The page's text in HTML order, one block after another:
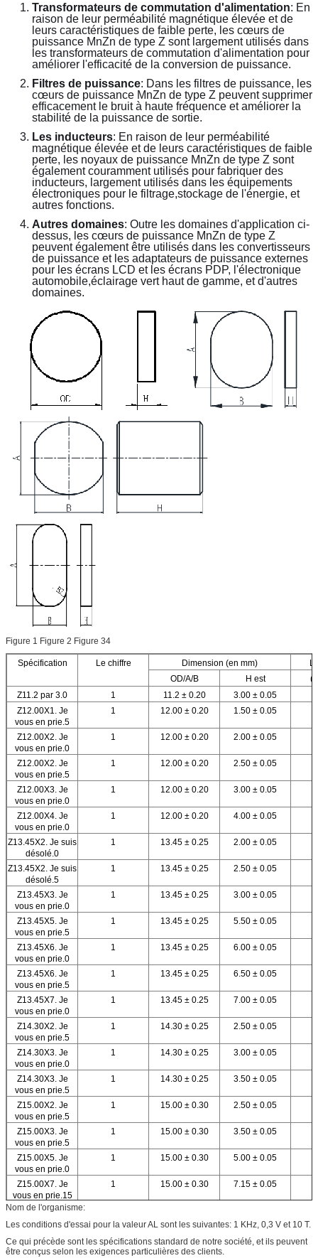
Transformateurs de commutation d'alimentation: En
raison de leur perméabilité magnétique élevée et de
leurs caractéristiques de faible perte, les cœurs de
puissance MnZn de type Z sont largement utilisés dans
les transformateurs de commutation d'alimentation pour
améliorer l'efficacité de la conversion de puissance.
Filtres de puissance: Dans les filtres de puissance, les
cœurs de puissance MnZn de type Z peuvent supprimer
efficacement le bruit à haute fréquence et améliorer la
stabilité de la puissance de sortie.
Les inducteurs: En raison de leur perméabilité
magnétique élevée et de leurs caractéristiques de faible
perte, les noyaux de puissance MnZn de type Z sont
également couramment utilisés pour fabriquer des
inducteurs, largement utilisés dans les équipements
électroniques pour le filtrage,stockage de l'énergie, et
autres fonctions.
Autres domaines: Outre les domaines d'application ci-
dessus, les cœurs de puissance MnZn de type Z
peuvent également être utilisés dans les convertisseurs
de puissance et les adaptateurs de puissance externes
pour les écrans LCD et les écrans PDP, l'électronique
automobile,éclairage vert haut de gamme, et d'autres
domaines.
Figure 1 Figure 2 Figure 34
Spécification Le chiffre Dimension (en mm)
OD/A/B
H est
Z11.2 par 3.0
1 11.2 ± 0.20 3.00 ± 0.05
Z12.00X1. Je
vous en prie.5
1 12.00 ± 0.20 1.50 ± 0.05
Z12.00X2. Je
vous en prie.0
1 12.00 ± 0.20 2.00 ± 0.05
Z12.00X2. Je
vous en prie.5
1 12.00 ± 0.20 2.50 ± 0.05
Z12.00X3. Je
vous en prie.0
1 12.00 ± 0.20 3.00 ± 0.05
Z12.00X4. Je
vous en prie.0
1 12.00 ± 0.20 4.00 ± 0.05
Z13.45X2. Je suis
désolé.0
1 13.45 ± 0.25 2.00 ± 0.05
Z13.45X2. Je suis
désolé.5
1 13.45 ± 0.25 2.50 ± 0.05
Z13.45X3. Je
vous en prie.0
1 13.45 ± 0.25 3.00 ± 0.05
Z13.45X5. Je
vous en prie.5
1 13.45 ± 0.25 5.50 ± 0.05
Z13.45X6. Je
vous en prie.0
1 13.45 ± 0.25 6.00 ± 0.05
Z13.45X6. Je
vous en prie.5
1 13.45 ± 0.25 6.50 ± 0.05
Z13.45X7. Je
vous en prie.0
1 13.45 ± 0.25 7.00 ± 0.05
Z14.30X2. Je
vous en prie.5
1 14.30 ± 0.25 2.50 ± 0.05
Z14.30X3. Je
vous en prie.0
1 14.30 ± 0.25 3.00 ± 0.05
Z14.30X3. Je
vous en prie.5
1 14.30 ± 0.25 3.50 ± 0.05
Z15.00X2. Je
vous en prie.5
1 15.00 ± 0.30 2.50 ± 0.05
Z15.00X3. Je
vous en prie.5
1 15.00 ± 0.30 3.50 ± 0.05
Z15.00X5. Je
vous en prie.0
1 15.00 ± 0.30 5.00 ± 0.05
Z15.00X7. Je
vous en prie.15
1 15.00 ± 0.30 7.15 ± 0.05
Z15.00X7. Je
vous en prie.4
Z16.00X2. Je suis
désolé.0
1 16.00 ± 0.30 2.00 ± 0.05
Nom de l'organisme:
Les conditions d'essai pour la valeur AL sont les suivantes: 1 KHz, 0,3 V et 10 T.
Ce qui précède sont les spécifications standard de notre société, et ils peuvent
être conçus selon les exigences particulières des clients.